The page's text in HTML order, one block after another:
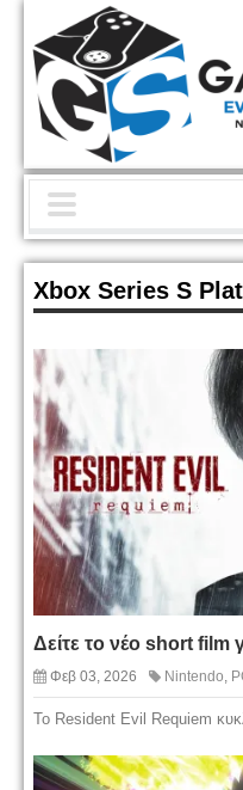
Xbox Series S
Δείτε το νέο short film
Φεβ 03, 2026 Nintendo,
To Resident Evil Requiem